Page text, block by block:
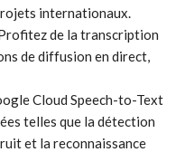
internationaux.
de la transcription
de diffusion en direct,
Cloud Speech-to-Text
telles que la détection
et la reconnaissance